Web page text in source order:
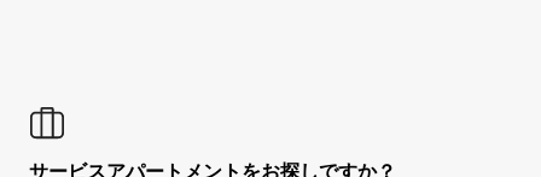
サービスアパートメントをお探しですか？